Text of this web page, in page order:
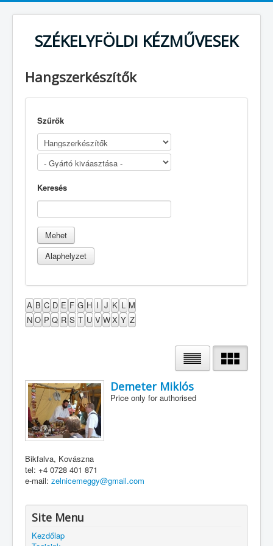
SZÉKELYFÖLDI KÉZMŰVESEK
Hangszerkészítők
Szűrők
Keresés
A B C D E F G H I J K L M
N O P Q R S T U V WX Y Z
Demeter Miklós
Price only for authorised
Bikfalva, Kovászna
tel: +4 0728 401 871
e-mail: zelnicemeggy@gmail.com
Site Menu
Kezdőlap